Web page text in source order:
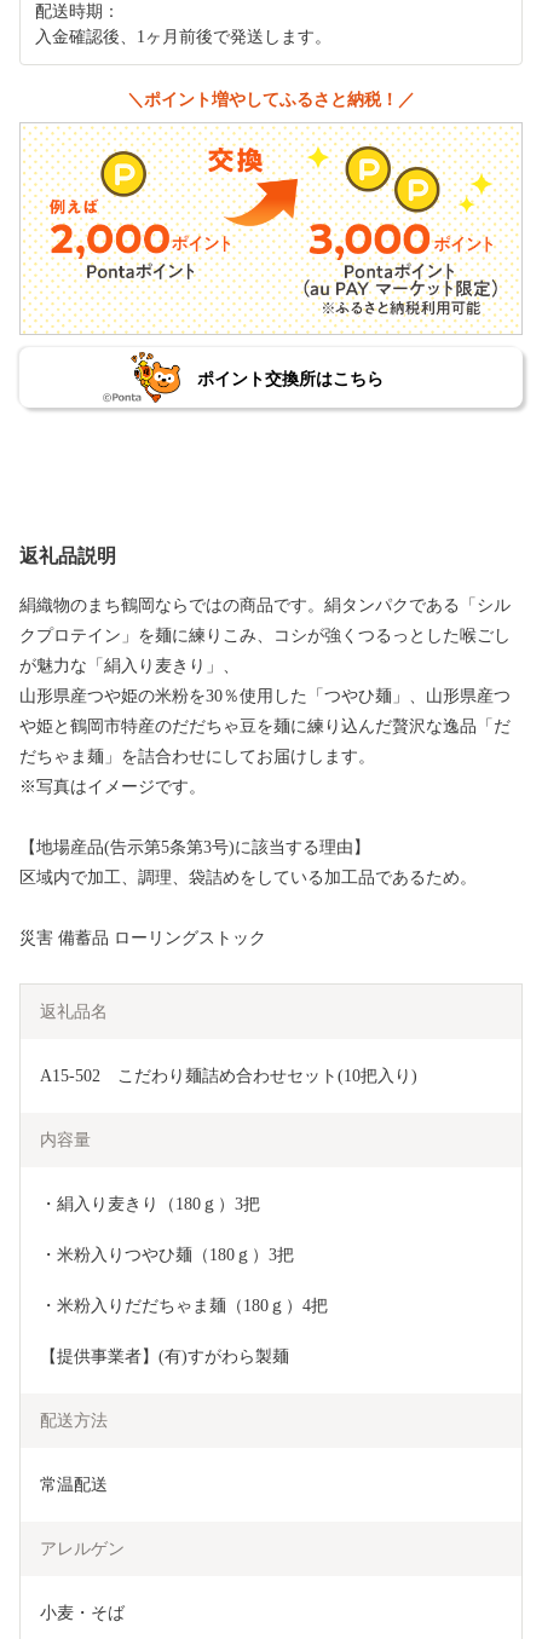
配送時期：
入金確認後、1ヶ月前後で発送します。
＼ポイント増やしてふるさと納税！／
ポイント交換所はこちら
返礼品説明
絹織物のまち鶴岡ならではの商品です。絹タンパクである「シル
クプロテイン」を麺に練りこみ、コシが強くつるっとした喉ごし
が魅力な「絹入り麦きり」、
山形県産つや姫の米粉を30％使用した「つやひ麺」、山形県産つ
や姫と鶴岡市特産のだだちゃ豆を麺に練り込んだ贅沢な逸品「だ
だちゃま麺」を詰合わせにしてお届けします。
※写真はイメージです。
【地場産品(告示第5条第3号)に該当する理由】
区域内で加工、調理、袋詰めをしている加工品であるため。
災害 備蓄品 ローリングストック
返礼品名
A15-502　こだわり麺詰め合わせセット(10把入り)
内容量
・絹入り麦きり（180ｇ）3把
・米粉入りつやひ麺（180ｇ）3把
・米粉入りだだちゃま麺（180ｇ）4把
【提供事業者】(有)すがわら製麺
配送方法
常温配送
アレルゲン
小麦・そば